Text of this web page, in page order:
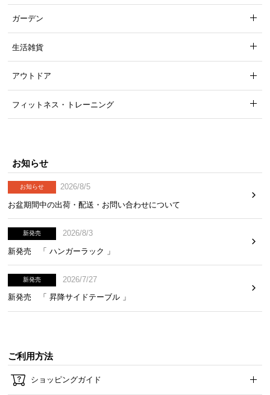
ガーデン
生活雑貨
アウトドア
フィットネス・トレーニング
お知らせ
お知らせ
2026/8/5
お盆期間中の出荷・配送・お問い合わせについて
新発売
2026/8/3
新発売 「 ハンガーラック 」
新発売
2026/7/27
新発売 「 昇降サイドテーブル 」
ご利用方法
ショッピングガイド